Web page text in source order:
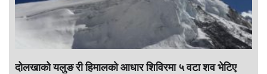
दोलखाको यलुङ री हिमालको आधार शिविरमा ५ वटा शव भेटिए